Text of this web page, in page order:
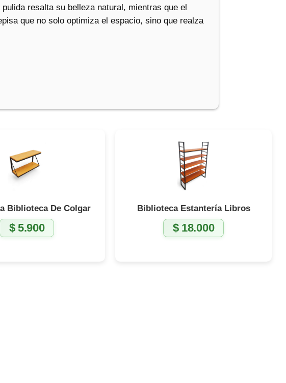
resalta su belleza natural, mientras que el
que no solo optimiza el espacio, sino que realza
Biblioteca De Colgar
$5.900
Biblioteca Estantería Libros
$18.000